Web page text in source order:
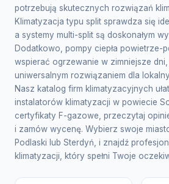
potrzebują skutecznych rozwiązań
Klimatyzacja typu split sprawdza się
a systemy multi-split są doskonałym
Dodatkowo, pompy ciepła powietrze-
wspierać ogrzewanie w zimniejsze
uniwersalnym rozwiązaniem dla
Nasz katalog firm klimatyzacyjnych
instalatorów klimatyzacji w powiecie
certyfikaty F-gazowe, przeczytaj
i zamów wycenę. Wybierz swoje
Podlaski lub Sterdyń, i znajdź
klimatyzacji, który spełni Twoje